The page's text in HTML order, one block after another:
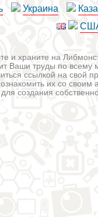
Украина
и храните на
Ваши труды по всему
ссылкой на свой
их со
создания